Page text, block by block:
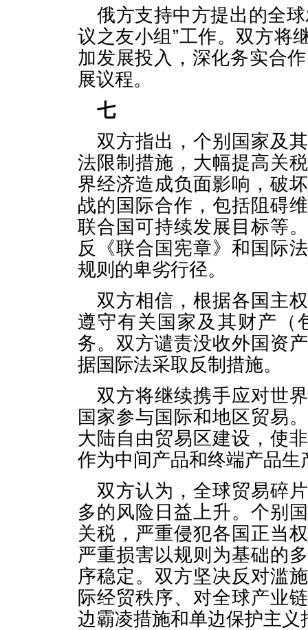
俄方支持中方提出的全
议之友小组”工作。双方将
加发展投入，深化务实合
展议程。
七
双方指出，个别国家及
法限制措施，大幅提高关
界经济造成负面影响，破
战的国际合作，包括阻碍
联合国可持续发展目标等
反《联合国宪章》和国际
规则的卑劣行径。
双方相信，根据各国主
遵守有关国家及其财产（
务。双方谴责没收外国资
据国际法采取反制措施。
双方将继续携手应对世
国家参与国际和地区贸易
大陆自由贸易区建设，使
作为中间产品和终端产品
双方认为，全球贸易碎
多的风险日益上升。个别
关税，严重侵犯各国正当
严重损害以规则为基础的
序稳定。双方坚决反对滥
际经贸秩序、对全球产业
边霸凌措施和单边保护主义